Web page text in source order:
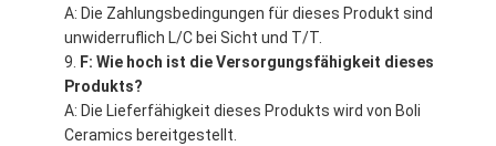
A: Die Zahlungsbedingungen für dieses Produkt sind
unwiderruflich L/C bei Sicht und T/T.
F: Wie hoch ist die Versorgungsfähigkeit dieses
Produkts?
A: Die Lieferfähigkeit dieses Produkts wird von Boli
Ceramics bereitgestellt.